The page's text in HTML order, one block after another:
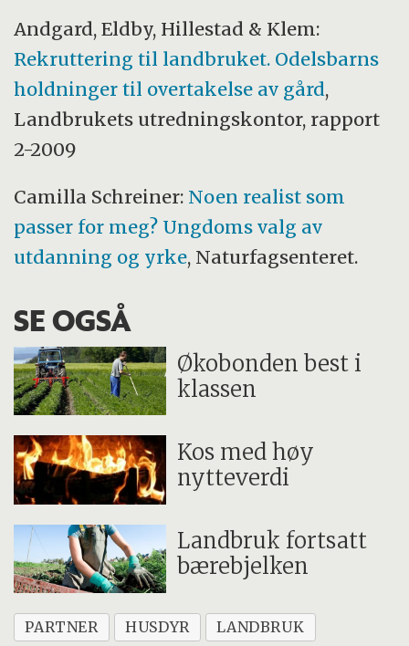
Andgard, Eldby, Hillestad & Klem:
Rekruttering til landbruket. Odelsbarns
holdninger til overtakelse av gård,
Landbrukets utredningskontor, rapport
2-2009
Camilla Schreiner: Noen realist som
passer for meg? Ungdoms valg av
utdanning og yrke, Naturfagsenteret.
SE OGSÅ
Økobonden best i
klassen
Kos med høy
nytteverdi
Landbruk fortsatt
bærebjelken
PARTNER HUSDYR LANDBRUK